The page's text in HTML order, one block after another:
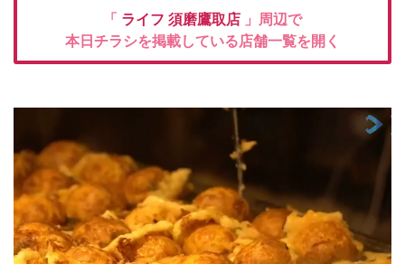
「 ライフ 須磨鷹取店 」周辺で
本日チラシを掲載している店舗一覧を開く